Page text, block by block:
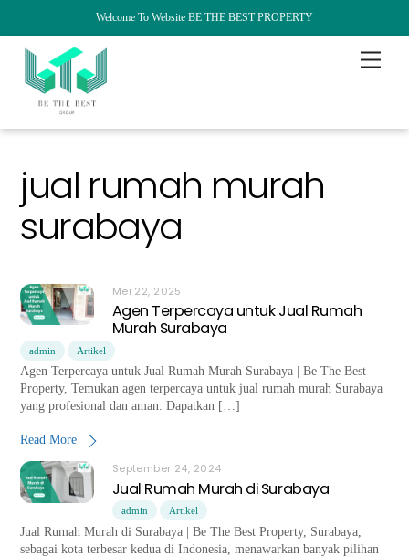
Welcome To Website BE THE BEST PROPERTY
content
Menu
jual rumah murah
surabaya
Mei 22, 2025
Agen Terpercaya untuk Jual Rumah
Murah Surabaya
admin Artikel
Agen Terpercaya untuk Jual Rumah Murah Surabaya | Be The Best
Property, Temukan agen terpercaya untuk jual rumah murah Surabaya
yang profesional dan aman. Dapatkan […]
Read More
September 24, 2024
Jual Rumah Murah di Surabaya
admin Artikel
Jual Rumah Murah di Surabaya | Be The Best Property, Surabaya,
sebagai kota terbesar kedua di Indonesia, menawarkan banyak pilihan